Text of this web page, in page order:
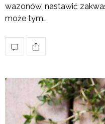
wazonów, nastawić
może tym…